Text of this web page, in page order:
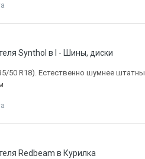
Synthol в I - Шины, диски
50 R18). Естественно шумнее
Redbeam в Курилка